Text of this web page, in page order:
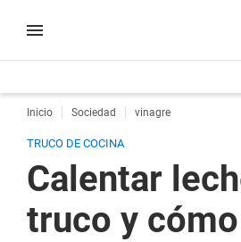
Inicio Sociedad vinagre
TRUCO DE COCINA
Calentar
truco y